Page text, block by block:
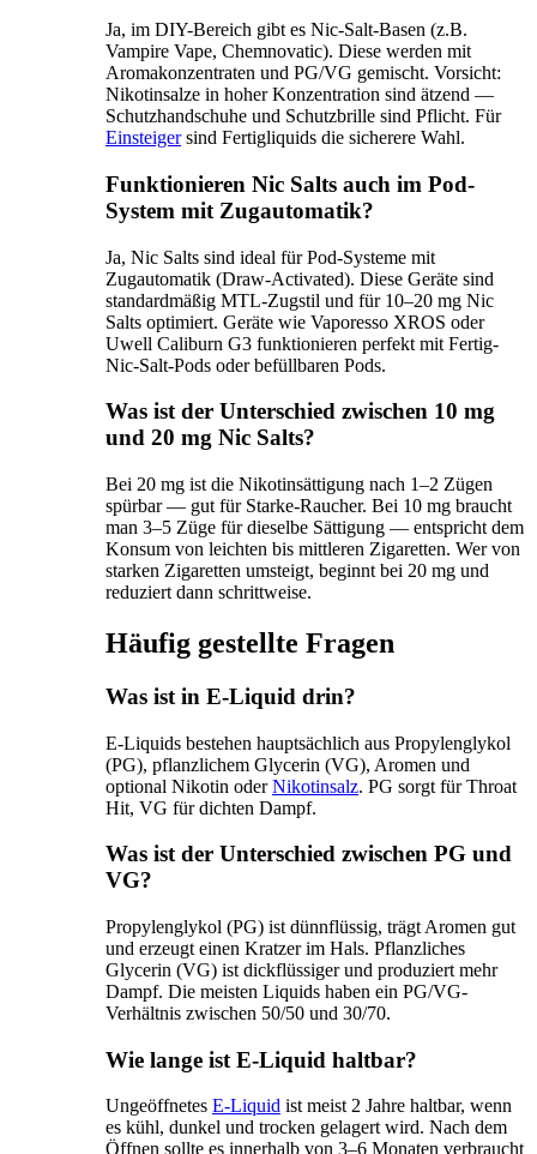
Ja, im DIY-Bereich gibt es Nic-Salt-Basen (z.B.
Vampire Vape, Chemnovatic). Diese werden mit
Aromakonzentraten und PG/VG gemischt. Vorsicht:
Nikotinsalze in hoher Konzentration sind ätzend —
Schutzhandschuhe und Schutzbrille sind Pflicht. Für
Einsteigersind Fertigliquids die sicherere Wahl.
Funktionieren Nic Salts auch im Pod-
System mit Zugautomatik?
Ja, Nic Salts sind ideal für Pod-Systeme mit
Zugautomatik (Draw-Activated). Diese Geräte sind
standardmäßig MTL-Zugstil und für 10–20 mg Nic
Salts optimiert. Geräte wie Vaporesso XROS oder
Uwell Caliburn G3 funktionieren perfekt mit Fertig-
Nic-Salt-Pods oder befüllbaren Pods.
Was ist der Unterschied zwischen 10 mg
und 20 mg Nic Salts?
Bei 20 mg ist die Nikotinsättigung nach 1–2 Zügen
spürbar — gut für Starke-Raucher. Bei 10 mg braucht
man 3–5 Züge für dieselbe Sättigung — entspricht dem
Konsum von leichten bis mittleren Zigaretten. Wer von
starken Zigaretten umsteigt, beginnt bei 20 mg und
reduziert dann schrittweise.
Häufig gestellte Fragen
Was ist in E-Liquid drin?
E-Liquids bestehen hauptsächlich aus Propylenglykol
(PG), pflanzlichem Glycerin (VG), Aromen und
optional Nikotin oderNikotinsalz. PG sorgt für Throat
Hit, VG für dichten Dampf.
Was ist der Unterschied zwischen PG und
VG?
Propylenglykol (PG) ist dünnflüssig, trägt Aromen gut
und erzeugt einen Kratzer im Hals. Pflanzliches
Glycerin (VG) ist dickflüssiger und produziert mehr
Dampf. Die meisten Liquids haben ein PG/VG-
Verhältnis zwischen 50/50 und 30/70.
Wie lange ist E-Liquid haltbar?
Ungeöffnetes E-Liquid ist meist 2 Jahre haltbar, wenn
es kühl, dunkel und trocken gelagert wird. Nach dem
Öffnen sollte es innerhalb von 3–6 Monaten verbraucht